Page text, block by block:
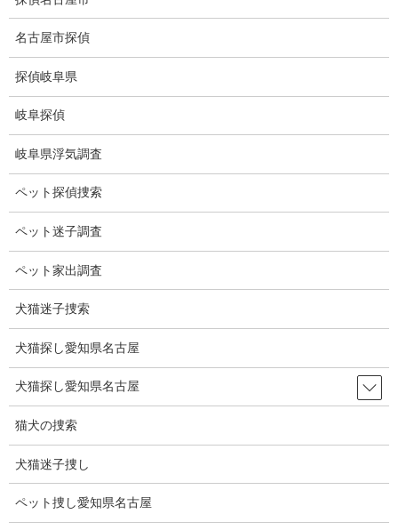
に
動
ョ
に
動
ブログ
HOME ブログ
2023-09-18
ブログ
那須川天心
プロボクサー2戦目勝利！
KOでの勝利ではなかったが勝って安心しました。
キックボクサーを辞めたとき、残念でしたが、ボクサーで次の夢
近い将来、世界チャンピオンになる日を楽しみにしています。
名古屋市探偵
探偵岐阜県
岐阜探偵
岐阜県浮気調査
ペット探偵捜索
ペット迷子調査
ペット家出調査
犬猫迷子捜索
犬猫探し愛知県名古屋
犬猫探し愛知県名古屋
猫犬の捜索
犬猫迷子捜し
ペット捜し愛知県名古屋